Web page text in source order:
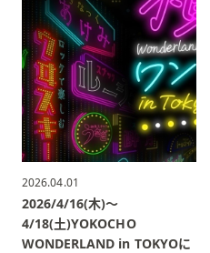
2026.04.01
2026/4/16(木)〜
4/18(土)YOKOCHO
WONDERLAND in TOKYOに